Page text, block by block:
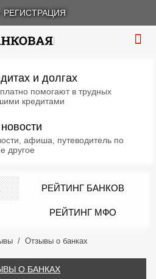
РЕГИСТРАЦИЯ
и долгах
помогают в трудных
кредитами
афиша, путеводитель по
другое
РЕЙТИНГ БАНКОВ
РЕЙТИНГ МФО
Отзывы о банках
О БАНКАХ